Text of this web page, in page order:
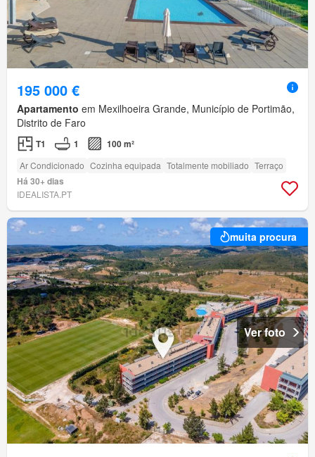
195 000 €
Apartamento em Mexilhoeira Grande, Município de Portimão,
Distrito de Faro
T1 1 100 m²
Ar Condicionado Cozinha equipada Totalmente mobiliado Terraço
Há 30+ dias
IDEALISTA.PT
muita procura
Ver foto